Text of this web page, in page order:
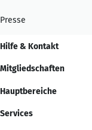
Presse
Hilfe & Kontakt
Mitgliedschaften
Hauptbereiche
Services